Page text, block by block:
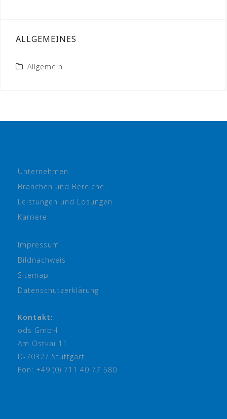
ALLGEMEINES
Allgemein
Unternehmen
Branchen und Bereiche
Leistungen und Lösungen
Karriere
Impressum
Bildnachweis
Sitemap
Datenschutzerklärung
Kontakt:
ods GmbH
Am Ostkai 11
D-70327 Stuttgart
Fon: +49 (0) 711 40 77 580